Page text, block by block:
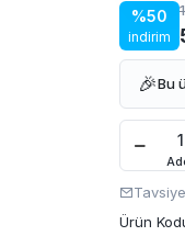
%50
indirim
🎉Bu
Ürün